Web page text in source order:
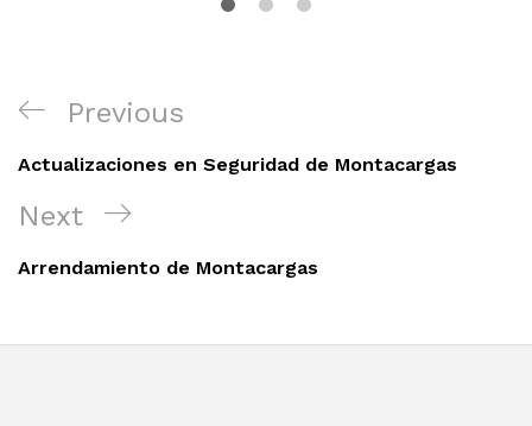
Navegación
entradas
Previous
Post
Previous
Actualizaciones en Seguridad de Montacargas
Next
Post
Next
Arrendamiento de Montacargas